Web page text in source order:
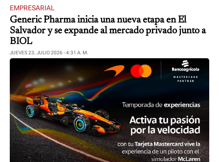
EMPRESARIAL
Generic Pharma inicia una nueva etapa en El
Salvador y se expande al mercado privado junto a
BIOL
JUEVES 23, JULIO 2026 - 4:31 A. M.